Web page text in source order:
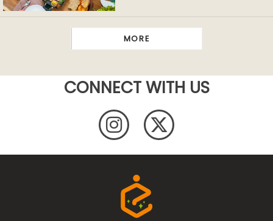
MORE
CONNECT WITH US